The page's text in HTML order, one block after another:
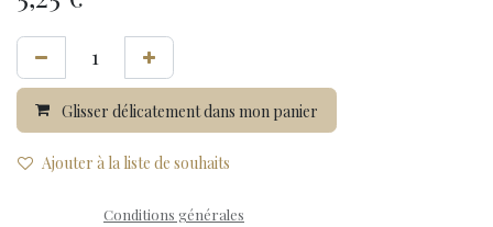
Glisser délicatement dans mon panier
Ajouter à la liste de souhaits
Conditions générales